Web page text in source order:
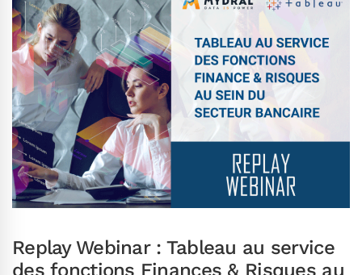
Replay Webinar : Tableau au service
des fonctions Finances & Risques au